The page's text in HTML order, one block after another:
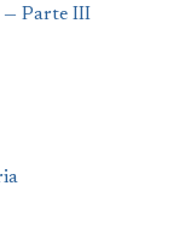
— Parte III